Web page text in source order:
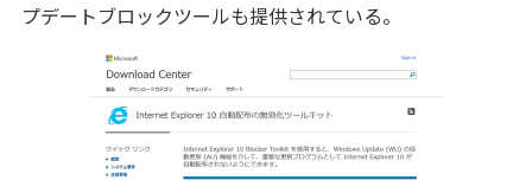
プデートブロックツールも提供されている。